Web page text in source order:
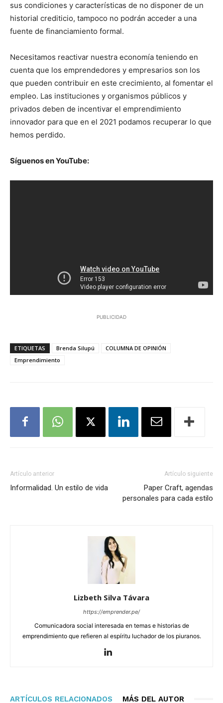
sus condiciones y características de no disponer de un
historial crediticio, tampoco no podrán acceder a una
fuente de financiamiento formal.
Necesitamos reactivar nuestra economía teniendo en
cuenta que los emprendedores y empresarios son los
que pueden contribuir en este crecimiento, al fomentar el
empleo. Las instituciones y organismos públicos y
privados deben de incentivar el emprendimiento
innovador para que en el 2021 podamos recuperar lo que
hemos perdido.
Síguenos en YouTube:
PUBLICIDAD
ETIQUETAS Brenda Silupú
COLUMNA DE OPINIÓN
Emprendimiento
Artículo anterior
Informalidad. Un estilo de vida
Artículo siguiente
Paper Craft, agendas
personales para cada estilo
Lizbeth Silva Távara
https://emprender.pe/
Comunicadora social interesada en temas e historias de
emprendimiento que refieren al espíritu luchador de los piuranos.
ARTÍCULOS RELACIONADOS MÁS DEL AUTOR